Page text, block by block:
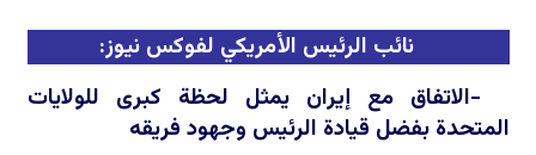
نائب الرئيس الأمريكي لفوكس نيوز:
-الاتفاق مع إيران يمثل لحظة كبرى للولايات
المتحدة بفضل قيادة الرئيس وجهود فريقه